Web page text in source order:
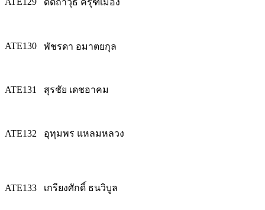
ดิตถาวุธ ครุฑเมือง
ATE130 พัชรดา อมาตยกุล
ATE131 สุรชัย เดชอาคม
ATE132 อุทุมพร แหลมหลวง
ATE133 เกรียงศักดิ์ ธนวิบูล